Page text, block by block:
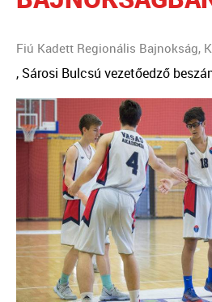
Fiú Kadett Regionális Bajnokság,
, Sárosi Bulcsú vezetőedző